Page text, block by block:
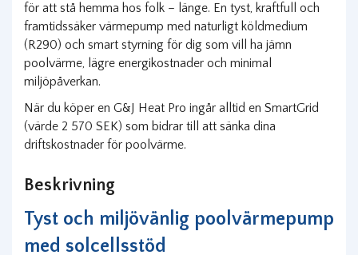
för att stå hemma hos folk – länge. En tyst, kraftfull och
framtidssäker värmepump med naturligt köldmedium
(R290) och smart styrning för dig som vill ha jämn
poolvärme, lägre energikostnader och minimal
miljöpåverkan.
När du köper en G&J Heat Pro ingår alltid en SmartGrid
(värde 2 570 SEK) som bidrar till att sänka dina
driftskostnader för poolvärme.
Beskrivning
Tyst och miljövänlig poolvärmepump
med solcellsstöd